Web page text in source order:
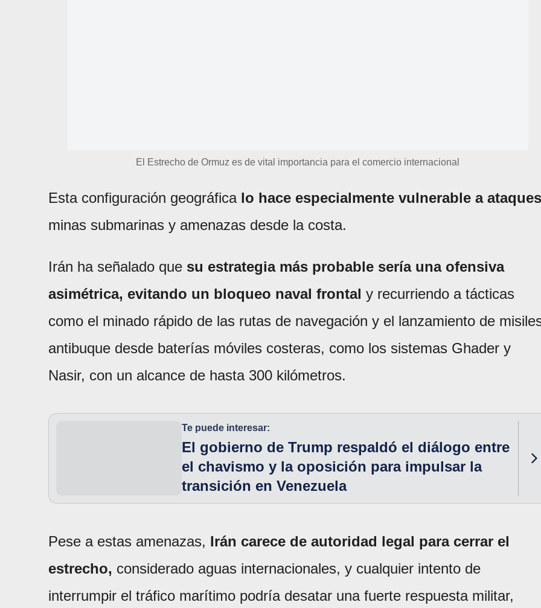
El Estrecho de Ormuz es de vital importancia para el comercio internacional
Esta configuración geográfica lo hace especialmente vulnerable a
minas submarinas y amenazas desde la costa.
Irán ha señalado que su estrategia más probable sería una ofensiva
asimétrica, evitando un bloqueo naval frontal y recurriendo a tácticas
como el minado rápido de las rutas de navegación y el lanzamiento de
antibuque desde baterías móviles costeras, como los sistemas Ghader y
Nasir, con un alcance de hasta 300 kilómetros.
Te puede interesar:
El gobierno de Trump respaldó el diálogo entre
el chavismo y la oposición para impulsar la
transición en Venezuela
Pese a estas amenazas, Irán carece de autoridad legal para cerrar el
estrecho, considerado aguas internacionales, y cualquier intento de
interrumpir el tráfico marítimo podría desatar una fuerte respuesta militar,